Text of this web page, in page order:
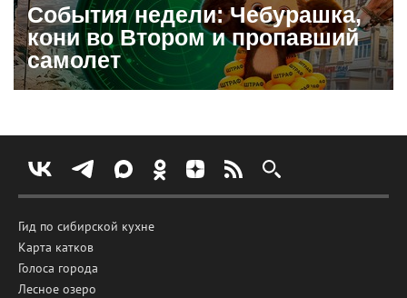
События недели: Чебурашка,
кони во Втором и пропавший
самолет
Гид по сибирской кухне
Карта катков
Голоса города
Лесное озеро